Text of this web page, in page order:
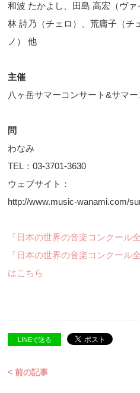
和波 たかよし、田島 高宏（ヴァ
林 詩乃（チェロ）、荒庸子（チ
ノ） 他
主催
八ヶ岳サマーコンサート&サマ
問
わなみ
TEL：03-3701-3630
ウェブサイト：
http://www.music-wanami.com/
「日本の世界の音楽コンクール
「日本の世界の音楽コンクール
はこちら
LINEで送る
< 前の記事